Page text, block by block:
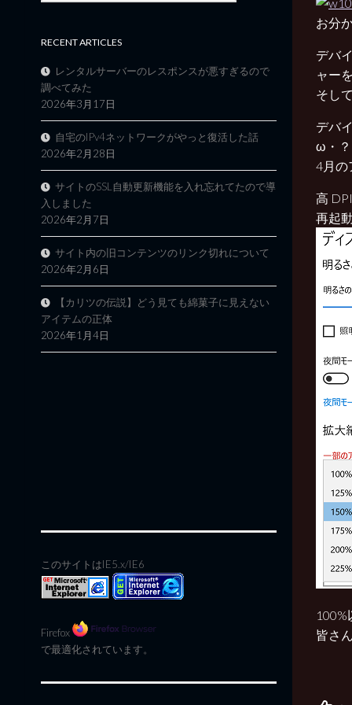
お分
デバ
ャー
そし
デバ
ω・？
4月の
高
再起
皆さ
RECENT ARTICLES
レンタルサーバーのレスポンスが悪すぎるので
調べてみた
2026年3月17日
自宅のIPv4ネットワークがやっと復活した話
2026年2月28日
サイトのSSL自動更新機能を入れ忘れてたので導
入しました
2026年2月7日
サイト内の旧コンテンツのリンク切れについて
2026年2月6日
【カリツの伝説】どう見ても綿菓子に見えない
アイテムの正体
2026年1月4日
このサイトはIE5.x/IE6
Firefox
で最適化されています。